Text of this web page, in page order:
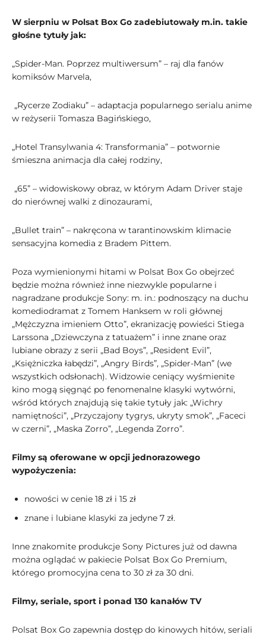
W sierpniu w Polsat Box Go zadebiutowały m.in. takie
głośne tytuły jak:
„Spider-Man. Poprzez multiwersum” – raj dla fanów
komiksów Marvela,
„Rycerze Zodiaku” – adaptacja popularnego serialu anime
w reżyserii Tomasza Bagińskiego,
„Hotel Transylwania 4: Transformania” – potwornie
śmieszna animacja dla całej rodziny,
„65” – widowiskowy obraz, w którym Adam Driver staje
do nierównej walki z dinozaurami,
„Bullet train” – nakręcona w tarantinowskim klimacie
sensacyjna komedia z Bradem Pittem.
Poza wymienionymi hitami w Polsat Box Go obejrzeć
będzie można również inne niezwykle popularne i
nagradzane produkcje Sony: m. in.: podnoszący na duchu
komediodramat z Tomem Hanksem w roli głównej
„Mężczyzna imieniem Otto”, ekranizację powieści Stiega
Larssona „Dziewczyna z tatuażem” i inne znane oraz
lubiane obrazy z serii „Bad Boys”, „Resident Evil”,
„Księżniczka łabędzi”, „Angry Birds”, „Spider-Man” (we
wszystkich odsłonach). Widzowie ceniący wyśmienite
kino mogą sięgnąć po fenomenalne klasyki wytwórni,
wśród których znajdują się takie tytuły jak: „Wichry
namiętności”, „Przyczajony tygrys, ukryty smok”, „Faceci
w czerni”, „Maska Zorro”, „Legenda Zorro”.
Filmy są oferowane w opcji jednorazowego
wypożyczenia:
nowości w cenie 18 zł i 15 zł
znane i lubiane klasyki za jedyne 7 zł.
Inne znakomite produkcje Sony Pictures już od dawna
można oglądać w pakiecie Polsat Box Go Premium,
którego promocyjna cena to 30 zł za 30 dni.
Filmy, seriale, sport i ponad 130 kanałów TV
Polsat Box Go zapewnia dostęp do kinowych hitów, seriali